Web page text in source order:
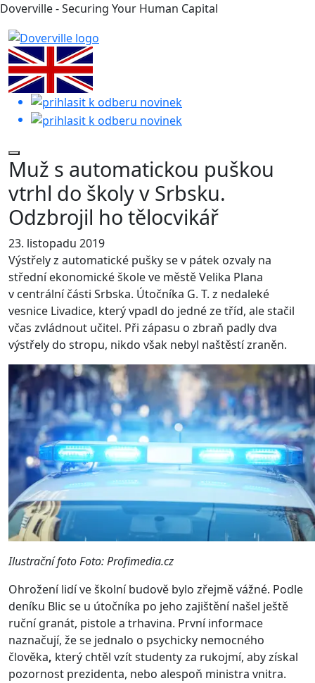
Doverville - Securing Your Human Capital
Muž s automatickou puškou
vtrhl do školy v Srbsku.
Odzbrojil ho tělocvikář
23. listopadu 2019
Výstřely z automatické pušky se v pátek ozvaly na
střední ekonomické škole ve městě Velika Plana
v centrální části Srbska. Útočníka G. T. z nedaleké
vesnice Livadice, který vpadl do jedné ze tříd, ale stačil
včas zvládnout učitel. Při zápasu o zbraň padly dva
výstřely do stropu, nikdo však nebyl naštěstí zraněn.
Ilustrační foto Foto: Profimedia.cz
Ohrožení lidí ve školní budově bylo zřejmě vážné. Podle
deníku Blic se u útočníka po jeho zajištění našel ještě
ruční granát, pistole a trhavina. První informace
naznačují, že se jednalo o psychicky nemocného
člověka, který chtěl vzít studenty za rukojmí, aby získal
pozornost prezidenta, nebo alespoň ministra vnitra.